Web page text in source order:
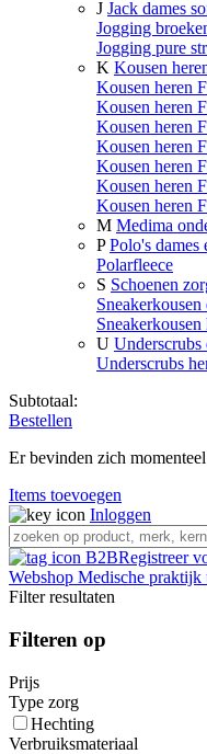
J Jack dames
Jogging
Jogging pure
K Kousen
Kousen heren
Kousen heren
Kousen heren
Kousen heren
Kousen heren
Kousen heren
Kousen heren
M Medima
P Polo's dames
Polarfleece
S Schoenen
U Underscrubs
Underscrubs
Subtotaal:
Bestellen
Er bevinden zich
Items toevoegen
Inloggen
Registreer
Webshop Medische praktijk
Filter resultaten
Filteren op
Prijs
Type zorg
Hechting
Verbruiksmateriaal